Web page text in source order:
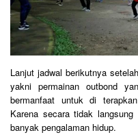
Lanjut jadwal berikutnya
yakni permainan outbond
bermanfaat untuk di
Karena secara tidak
banyak pengalaman hidup.